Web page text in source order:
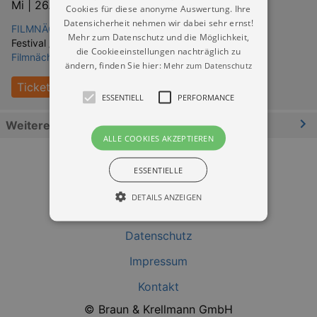
Mi | 26.08.2026 | 17:00
FILMNÄCHTE AM ELBUFER Dresden
Festival / Fest:
Filmnächte am Elbufer - ALLE FILME
Tickets
Weitere Informationen
Datenschutz
Impressum
Kontakt
© Braun & Krellmann GmbH
Cookies für diese anonyme Auswertung. Ihre
Datensicherheit nehmen wir dabei sehr ernst!
Mehr zum Datenschutz und die Möglichkeit,
die Cookieeinstellungen nachträglich zu
ändern, finden Sie hier: Mehr zum Datenschutz
ESSENTIELL PERFORMANCE
ALLE COOKIES AKZEPTIEREN
ESSENTIELLE
DETAILS ANZEIGEN
grundlegenden Funktionen unserer Webseite
account. Ohne diese Cookies funktioniert